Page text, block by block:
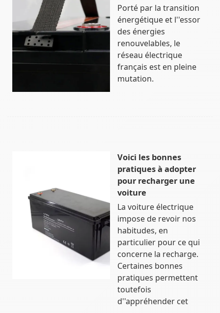
Porté par la transition
énergétique et l''essor
des énergies
renouvelables, le
réseau électrique
français est en pleine
mutation.
Voici les bonnes
pratiques à adopter
pour recharger une
voiture
La voiture électrique
impose de revoir nos
habitudes, en
particulier pour ce qui
concerne la recharge.
Certaines bonnes
pratiques permettent
toutefois
d''appréhender cet